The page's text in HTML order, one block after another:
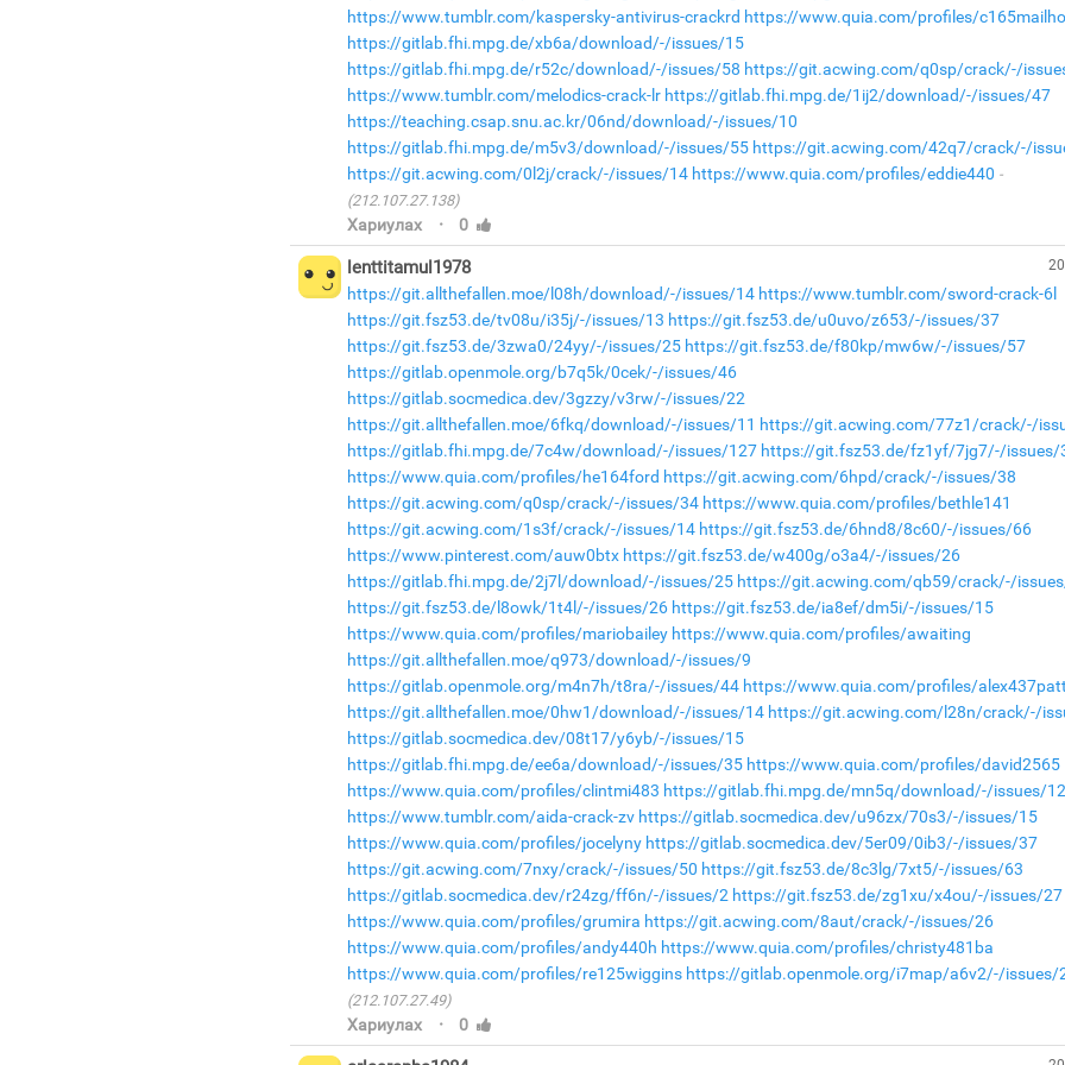
https://www.tumblr.com/kaspersky-antivirus-crackrd https://www.quia.com/profiles/
https://gitlab.fhi.mpg.de/xb6a/download/-/issues/15
https://gitlab.fhi.mpg.de/r52c/download/-/issues/58 https://git.acwing.com/q0sp/crack/-/
https://www.tumblr.com/melodics-crack-lr https://gitlab.fhi.mpg.de/1ij2/download/-/issues/47
https://teaching.csap.snu.ac.kr/06nd/download/-/issues/10
https://gitlab.fhi.mpg.de/m5v3/download/-/issues/55 https://git.acwing.com/42q7/crack/-/
https://git.acwing.com/0l2j/crack/-/issues/14 https://www.quia.com/profiles/eddie440
(212.107.27.138)
Хариулах · 0
lenttitamul1978
https://git.allthefallen.moe/l08h/download/-/issues/14 https://www.tumblr.com/sword-crack-6l
https://git.fsz53.de/tv08u/i35j/-/issues/13 https://git.fsz53.de/u0uvo/z653/-/issues/37
https://git.fsz53.de/3zwa0/24yy/-/issues/25 https://git.fsz53.de/f80kp/mw6w/-/issues/57
https://gitlab.openmole.org/b7q5k/0cek/-/issues/46
https://gitlab.socmedica.dev/3gzzy/v3rw/-/issues/22
https://git.allthefallen.moe/6fkq/download/-/issues/11 https://git.acwing.com/77z1/crack/-/
https://gitlab.fhi.mpg.de/7c4w/download/-/issues/127 https://git.fsz53.de/fz1yf/7jg7/-/issues/
https://www.quia.com/profiles/he164ford https://git.acwing.com/6hpd/crack/-/issues/38
https://git.acwing.com/q0sp/crack/-/issues/34 https://www.quia.com/profiles/bethle141
https://git.acwing.com/1s3f/crack/-/issues/14 https://git.fsz53.de/6hnd8/8c60/-/issues/66
https://www.pinterest.com/auw0btx https://git.fsz53.de/w400g/o3a4/-/issues/26
https://gitlab.fhi.mpg.de/2j7l/download/-/issues/25 https://git.acwing.com/qb59/crack/-/
https://git.fsz53.de/l8owk/1t4l/-/issues/26 https://git.fsz53.de/ia8ef/dm5i/-/issues/15
https://www.quia.com/profiles/mariobailey https://www.quia.com/profiles/awaiting
https://git.allthefallen.moe/q973/download/-/issues/9
https://gitlab.openmole.org/m4n7h/t8ra/-/issues/44 https://www.quia.com/profiles/
https://git.allthefallen.moe/0hw1/download/-/issues/14 https://git.acwing.com/l28n/crack/-/
https://gitlab.socmedica.dev/08t17/y6yb/-/issues/15
https://gitlab.fhi.mpg.de/ee6a/download/-/issues/35 https://www.quia.com/profiles/david2565
https://www.quia.com/profiles/clintmi483 https://gitlab.fhi.mpg.de/mn5q/download/-/issues/12
https://www.tumblr.com/aida-crack-zv https://gitlab.socmedica.dev/u96zx/70s3/-/issues/15
https://www.quia.com/profiles/jocelyny https://gitlab.socmedica.dev/5er09/0ib3/-/issues/37
https://git.acwing.com/7nxy/crack/-/issues/50 https://git.fsz53.de/8c3lg/7xt5/-/issues/63
https://gitlab.socmedica.dev/r24zg/ff6n/-/issues/2 https://git.fsz53.de/zg1xu/x4ou/-/issues/27
https://www.quia.com/profiles/grumira https://git.acwing.com/8aut/crack/-/issues/26
https://www.quia.com/profiles/andy440h https://www.quia.com/profiles/christy481ba
https://www.quia.com/profiles/re125wiggins https://gitlab.openmole.org/i7map/a6v2/-/issues/
(212.107.27.49)
Хариулах · 0